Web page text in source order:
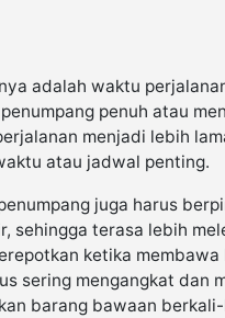
adalah waktu
penuh atau
menjadi lebih
atau jadwal penting.
juga harus
sehingga terasa lebih
ketika
sering mengangkat dan
barang bawaan